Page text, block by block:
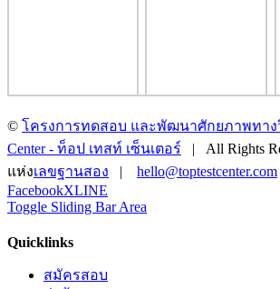
© โครงการทดสอบ และพัฒนาศักยภาพทางวิ
Center - ท็อป เทสท์ เซ็นเตอร์ | All Rights
แห่งเลขฐานสอง | hello@toptestcenter.com
FacebookXLINE
Toggle Sliding Bar Area
Quicklinks
สมัครสอบ